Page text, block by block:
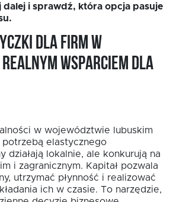
dalej i sprawdź, która opcja pasuje
dla firm w
realnym wsparciem dla
w województwie lubuskim
elastycznego
działają lokalnie, ale konkurują na
i zagranicznym. Kapitał pozwala
utrzymać płynność i realizować
ich w czasie. To narzędzie,